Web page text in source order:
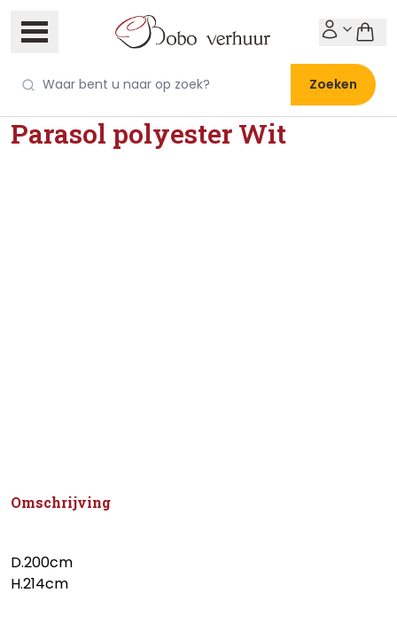
Zoeken
Parasol polyester Wit
Omschrijving
D.200cm
H.214cm